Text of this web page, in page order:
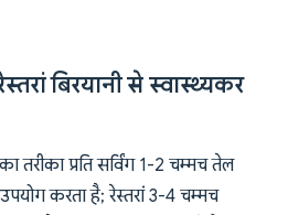
बिरयानी से स्वास्थ्यकर
तरीका प्रति सर्विंग 1-2 चम्मच तेल
करता है; रेस्तरां 3-4 चम्मच